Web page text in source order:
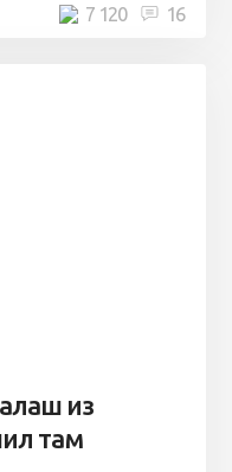
16
7 120
из
там